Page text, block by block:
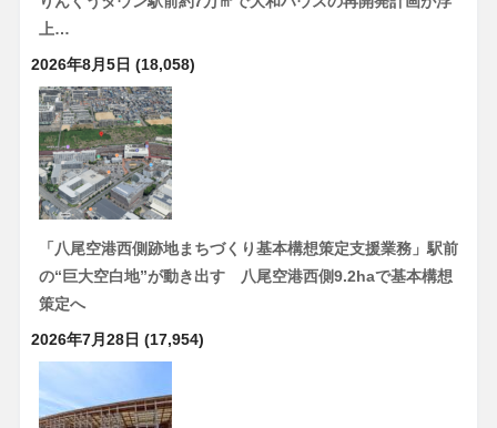
上…
2026年8月5日 (18,058)
「八尾空港西側跡地まちづくり基本構想策定支援業務」駅前
の“巨大空白地”が動き出す 八尾空港西側9.2haで基本構想
策定へ
2026年7月28日 (17,954)